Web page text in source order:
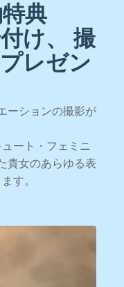
典
け、 撮
レゼン
ーションの撮影が
ート・フェミニ
貴女のあらゆる表
す。